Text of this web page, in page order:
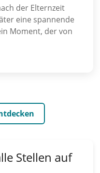
der Elternzeit
eine spannende
Moment, der von
Stellen auf